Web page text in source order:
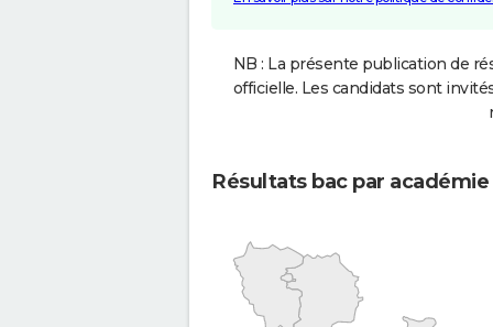
NB : La présente publication de
officielle. Les candidats sont
Résultats bac par académie